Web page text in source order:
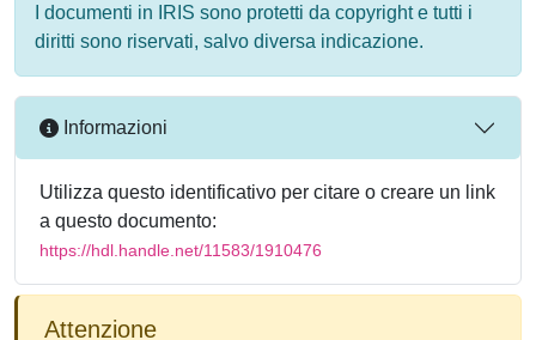
I documenti in IRIS sono protetti da copyright e tutti i
diritti sono riservati, salvo diversa indicazione.
Informazioni
Utilizza questo identificativo per citare o creare un link
a questo documento:
https://hdl.handle.net/11583/1910476
Attenzione